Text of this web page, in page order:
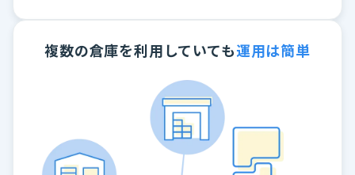
複数の倉庫を利用していても運用は簡単